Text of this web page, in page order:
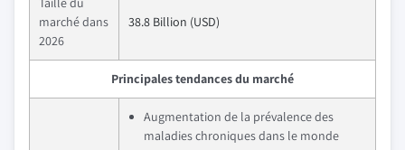
marché dans
2026
38.8 Billion (USD)
Principales tendances du marché
Augmentation de la prévalence des
maladies chroniques dans le monde